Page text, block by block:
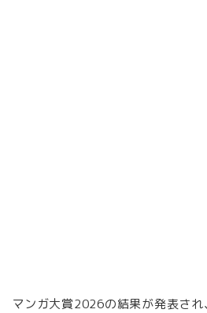
マンガ大賞2026の結果が発表さ